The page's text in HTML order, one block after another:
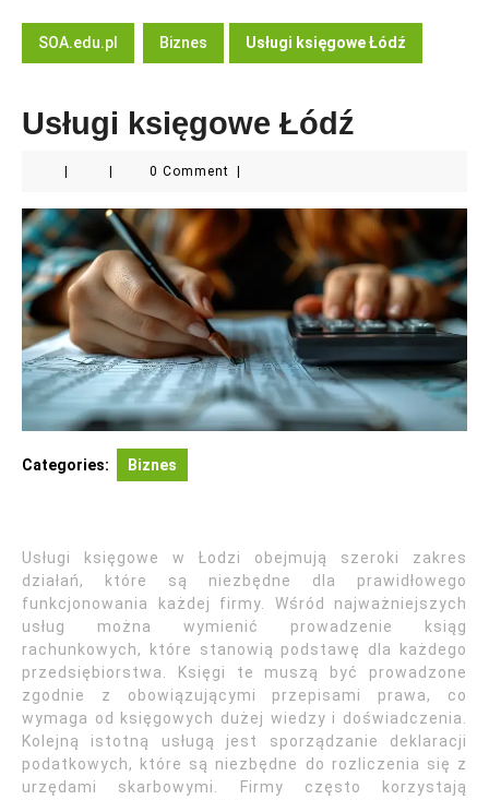
Button
SOA.edu.pl Biznes Usługi księgowe Łódź
Usługi księgowe Łódź
0 Comment
Categories: Biznes
Usługi księgowe w Łodzi obejmują szeroki zakres
działań, które są niezbędne dla prawidłowego
funkcjonowania każdej firmy. Wśród najważniejszych
usług można wymienić prowadzenie ksiąg
rachunkowych, które stanowią podstawę dla każdego
przedsiębiorstwa. Księgi te muszą być prowadzone
zgodnie z obowiązującymi przepisami prawa, co
wymaga od księgowych dużej wiedzy i doświadczenia.
Kolejną istotną usługą jest sporządzanie deklaracji
podatkowych, które są niezbędne do rozliczenia się z
urzędami skarbowymi. Firmy często korzystają